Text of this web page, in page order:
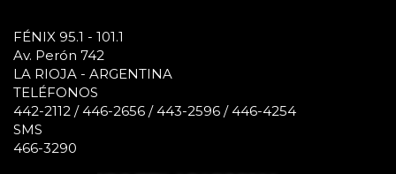
FÉNIX 95.1 - 101.1
Av. Perón 742
LA RIOJA - ARGENTINA
TELÉFONOS
442-2112 / 446-2656 / 443-2596 / 446-4254
SMS
466-3290